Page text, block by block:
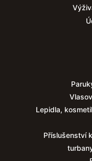
Lepidla,
Příslušenství